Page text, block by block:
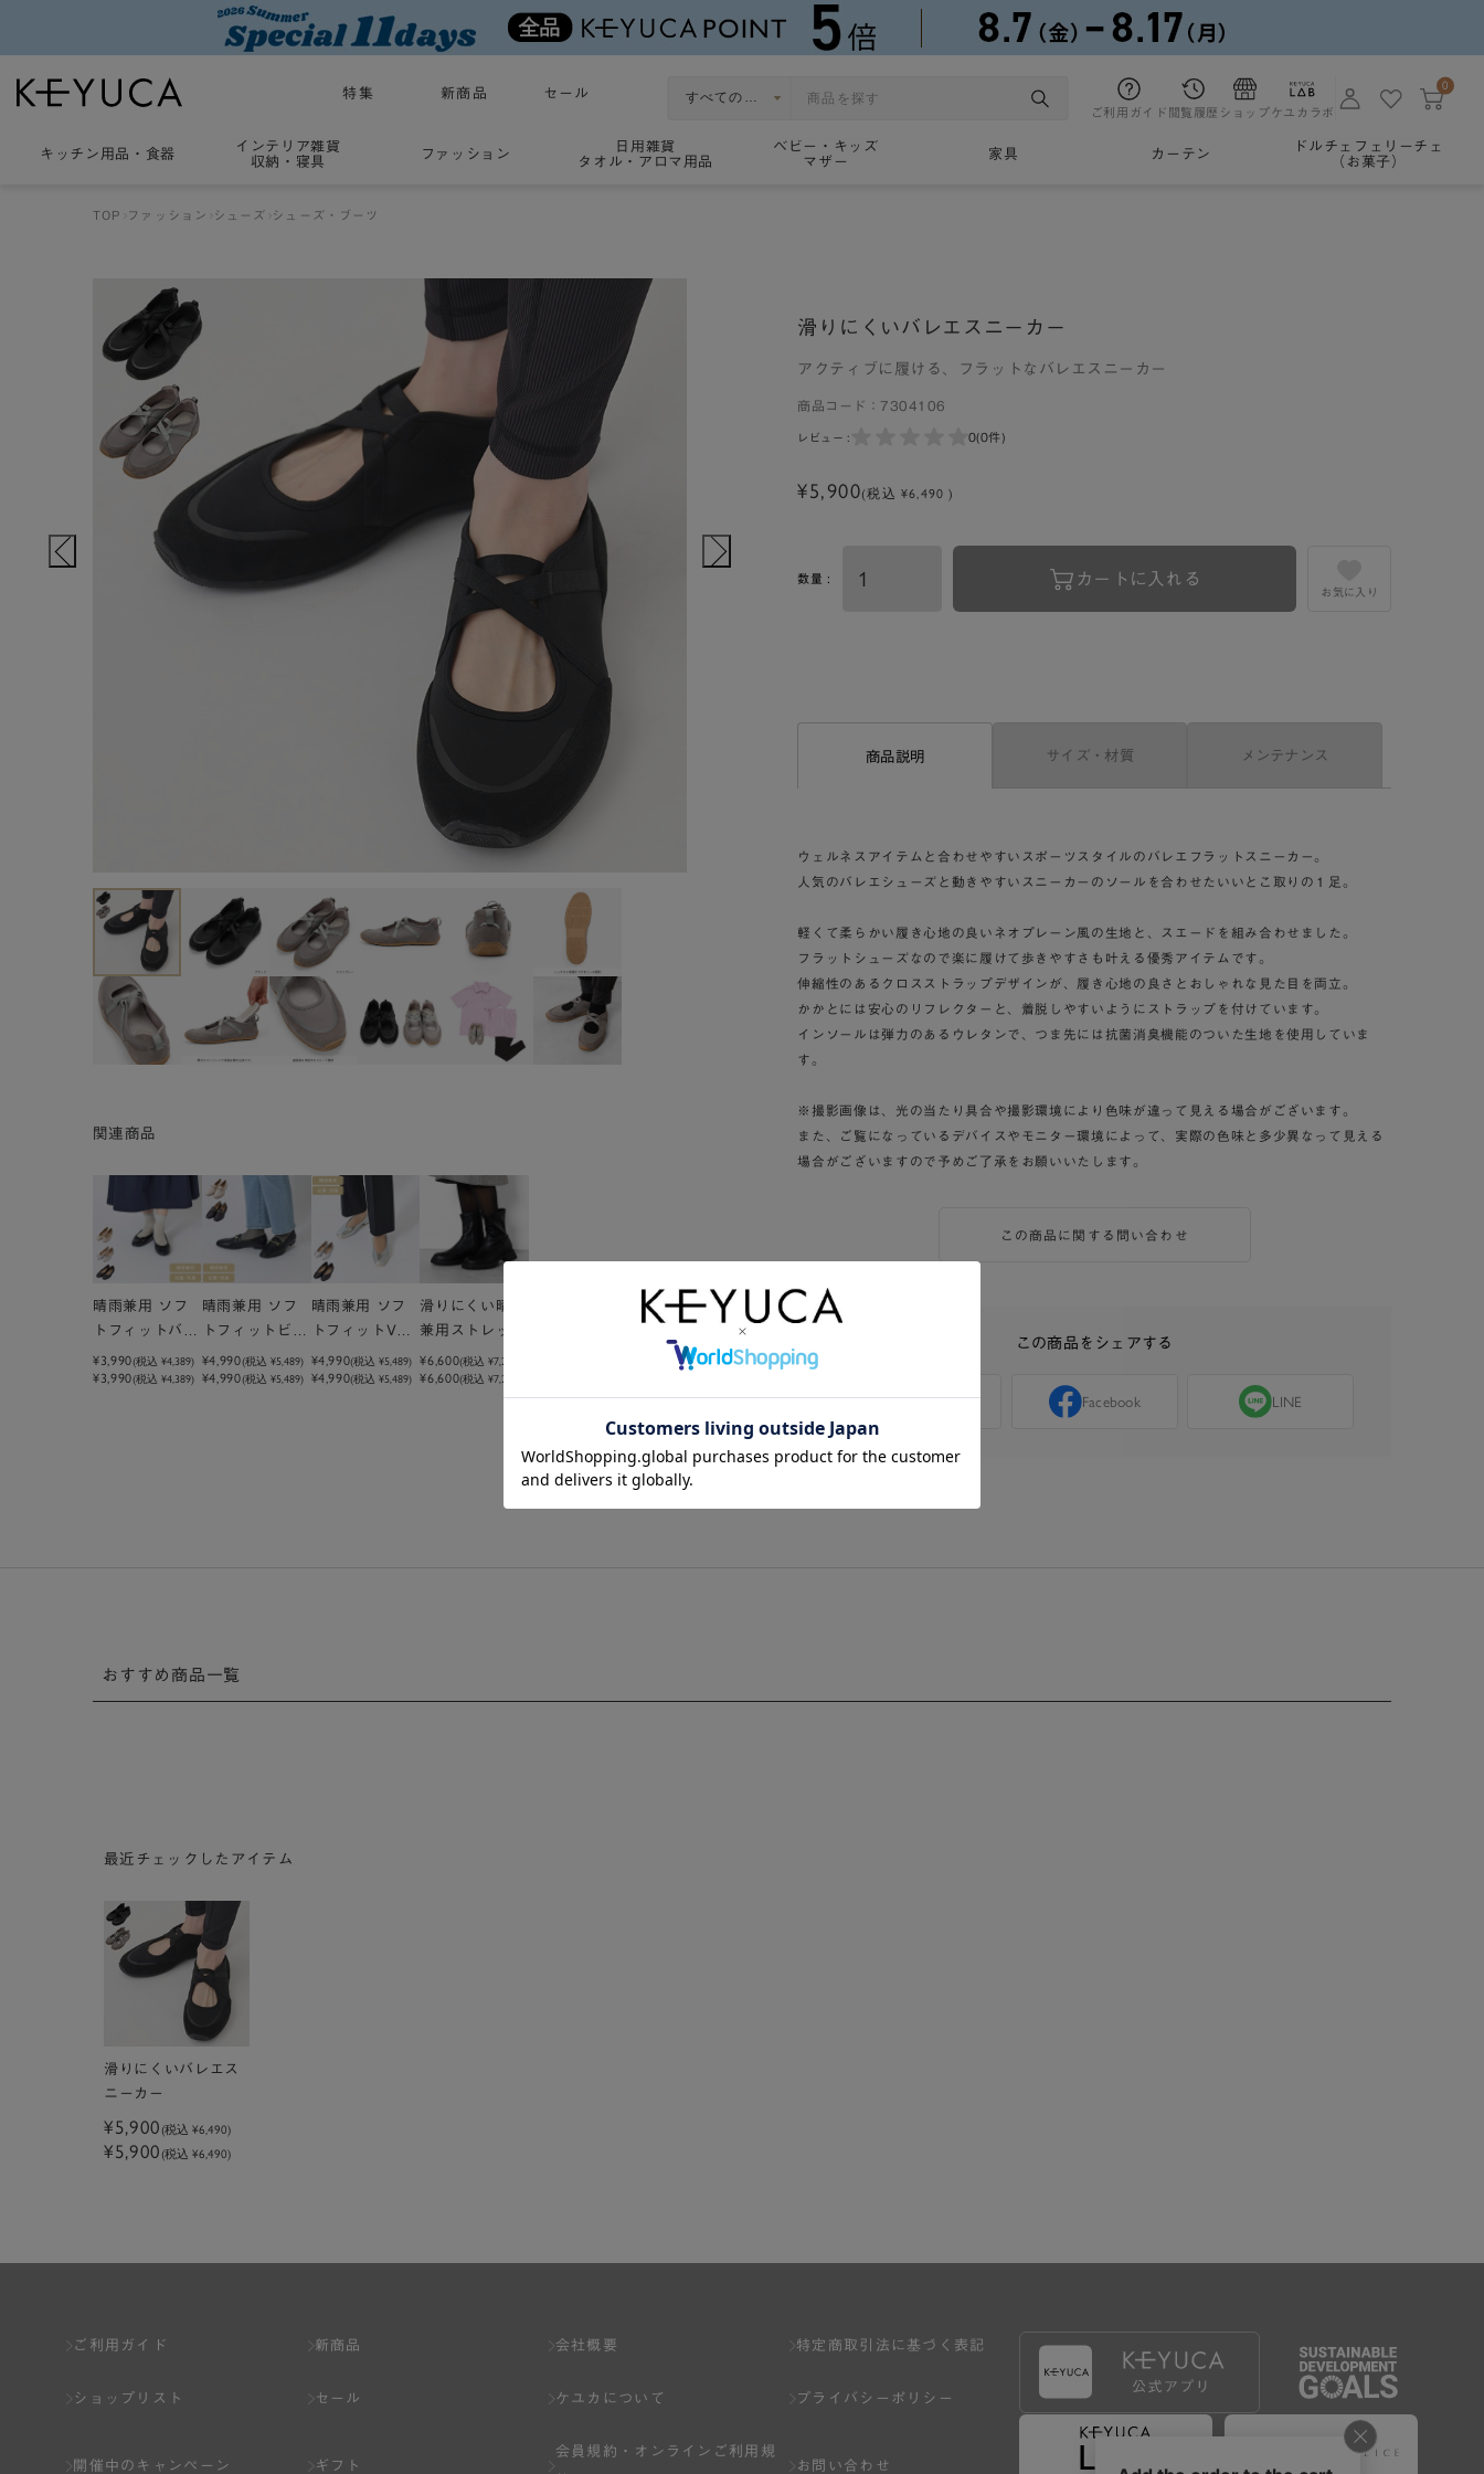
特集 新商品 セール
ご利用ガイド 閲覧履歴 ショップケユカラボ
0
キッチン用品 ・ 食器
インテリア雑貨
収納・寝具
ファッション
日用雑貨
タオル・アロマ用品
ベビー・キッズ
マザー
家具 カーテン
ドルチェフェリーチェ
（お菓子）
TOP ファッション シューズ シューズ・ブーツ
滑りにくいバレエスニーカー
アクティブに履ける、フラットなバレエスニーカー
商品コード： 7304106
レビュー : 0(0件)
¥5,900(税込 ¥6,490 )
数量 : カートに入れる
お気に入り
商品説明 サイズ・材質 メンテナンス
ウェルネスアイテムと合わせやすいスポーツスタイルのバレエフラットスニーカー。
人気のバレエシューズと動きやすいスニーカーのソールを合わせたいいとこ取りの１足。
軽くて柔らかい履き心地の良いネオプレーン風の生地と、スエードを組み合わせました。
フラットシューズなので楽に履けて歩きやすさも叶える優秀アイテムです。
伸縮性のあるクロスストラップデザインが、履き心地の良さとおしゃれな見た目を両立。
かかとには安心のリフレクターと、着脱しやすいようにストラップを付けています。
インソールは弾力のあるウレタンで、つま先には抗菌消臭機能のついた生地を使用していま
す。
※撮影画像は、光の当たり具合や撮影環境により色味が違って見える場合がございます。
また、ご覧になっているデバイスやモニター環境によって、実際の色味と多少異なって見える
場合がございますので予めご了承をお願いいたします。
この商品に関する問い合わせ
この商品をシェアする
Twitter Facebook LINE
関連商品
晴雨兼用 ソフ
トフィットバレ
エパンプス
¥3,990(税込 ¥4,389)
¥3,990(税込 ¥4,389)
晴雨兼用 ソフ
トフィットビッ
トローファー
¥4,990(税込 ¥5,489)
¥4,990(税込 ¥5,489)
晴雨兼用 ソフ
トフィットVカ
ットパンプス
¥4,990(税込¥5,489)
¥4,990(税込 ¥5,489)
滑りにくい晴雨
兼用ストレッチ
ブーツ
¥6,600(税込¥7,260
¥6,600(税込 ¥7,260)
おすすめ商品一覧
最近チェックしたアイテム
滑りにくいバレエス
ニーカー
¥5,900 (税込 ¥6,490)
¥5,900 (税込 ¥6,490)
ご利用ガイド
ショップリスト
開催中のキャンペーン
新商品
セール
ギフト
会社概要
ケユカについて
会員規約・
オンラインご利用規
特定商取引法に基づく表記
プライバシーポリシー
お問い合わせ